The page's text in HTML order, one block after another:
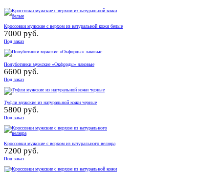
Кроссовки мужские с верхом из натуральной кожи белые
7000 руб.
Под заказ
Полуботинки мужские «Окфорды» лаковые
6600 руб.
Под заказ
Туфли мужские из натуральной кожи черные
5800 руб.
Под заказ
Кроссовки мужские с верхом из натурального велюра
7200 руб.
Под заказ